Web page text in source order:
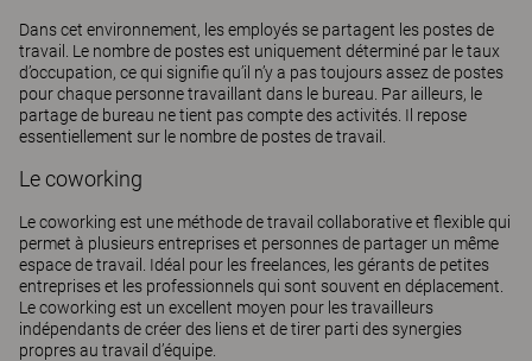
Dans cet environnement, les employés se partagent les postes de
travail. Le nombre de postes est uniquement déterminé par le taux
d’occupation, ce qui signifie qu’il n’y a pas toujours assez de postes
pour chaque personne travaillant dans le bureau. Par ailleurs, le
partage de bureau ne tient pas compte des activités. Il repose
essentiellement sur le nombre de postes de travail.
Le coworking
Le coworking est une méthode de travail collaborative et flexible qui
permet à plusieurs entreprises et personnes de partager un même
espace de travail. Idéal pour les freelances, les gérants de petites
entreprises et les professionnels qui sont souvent en déplacement.
Le coworking est un excellent moyen pour les travailleurs
indépendants de créer des liens et de tirer parti des synergies
propres au travail d’équipe.